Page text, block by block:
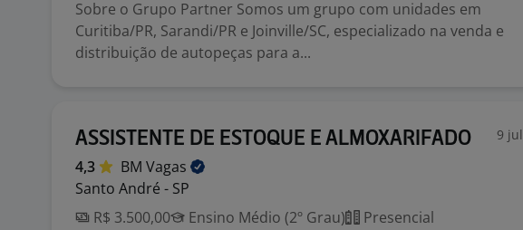
Sobre o Grupo Partner Somos um grupo com unidades em
Curitiba/PR, Sarandi/PR e Joinville/SC, especializado na venda e
distribuição de autopeças para a...
ASSISTENTE DE ESTOQUE E ALMOXARIFADO 9 jul
4,3 BM Vagas
Santo André - SP
R$ 3.500,00
Ensino Médio (2º Grau)
Presencial